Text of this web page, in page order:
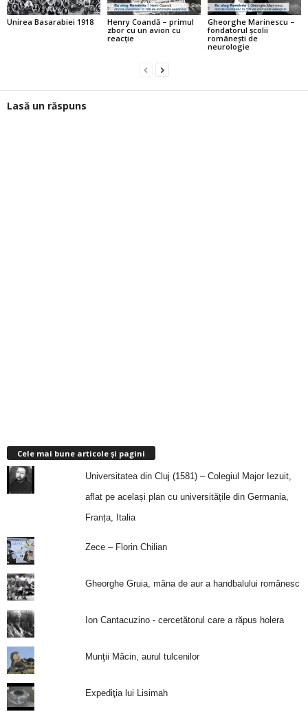
Unirea Basarabiei 1918
Henry Coandă – primul
zbor cu un avion cu
reacţie
Gheorghe Marinescu –
fondatorul şcolii
româneşti de
neurologie
Lasă un răspuns
Cele mai bune articole și pagini
Universitatea din Cluj (1581) – Colegiul Major Iezuit,
aflat pe același plan cu universitățile din Germania,
Franța, Italia
Zece – Florin Chilian
Gheorghe Gruia, mâna de aur a handbalului românesc
Ion Cantacuzino - cercetătorul care a răpus holera
Munţii Măcin, aurul tulcenilor
Expediţia lui Lisimah